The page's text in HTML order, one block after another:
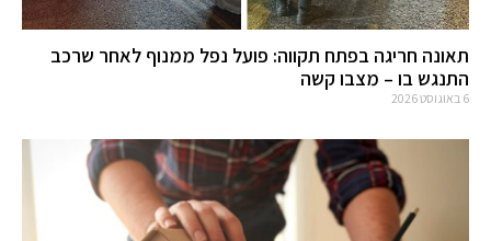
תאונה חריגה בפתח תקווה: פועל נפל ממנוף לאחר שרכב
התנגש בו – מצבו קשה
6 באוגוסט 2026